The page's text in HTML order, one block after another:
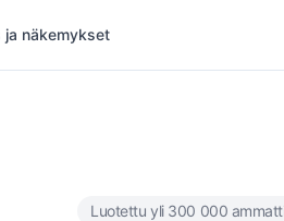
ja näkemykset
Luotettu yli 300 000